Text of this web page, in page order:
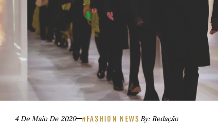
4 De Maio De 2020 #FASHION NEWS By: Redação